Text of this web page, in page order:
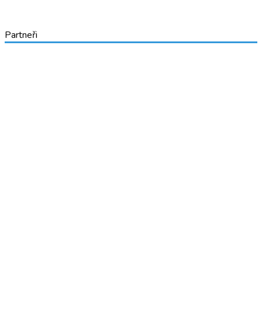
Partneři